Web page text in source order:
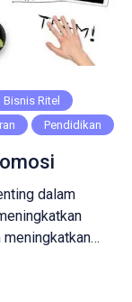
Bisnis Ritel
Pendidikan
dalam
meningkatkan
lebih efektif.